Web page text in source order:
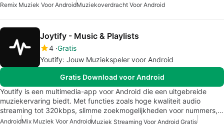
Remix Muziek Voor AndroidMuziekoverdracht Voor Android
Joytify - Music & Playlists
4 Gratis
Youtify: Jouw Muziekspeler voor Android
Gratis Download voor Android
Youtify is een multimedia-app voor Android die een uitgebreide
muziekervaring biedt. Met functies zoals hoge kwaliteit audio
streaming tot 320kbps, slimme zoekmogelijkheden voor nummers,…
AndroidMix Muziek Voor AndroidMuziek Streaming Voor Android Gratis